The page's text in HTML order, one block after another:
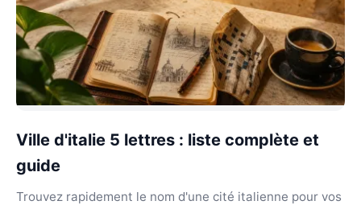
Ville d'italie 5 lettres : liste complète et
guide
Trouvez rapidement le nom d'une cité italienne pour vos